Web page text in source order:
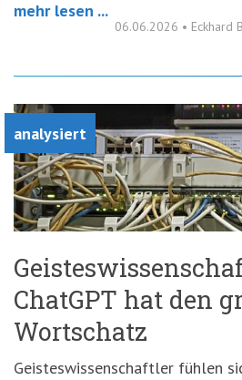
mehr lesen ...
06.06.2026 • Eckhard
analysiert
ChatGPT hat den
Wortschatz
Geisteswissenschaftler fühlen